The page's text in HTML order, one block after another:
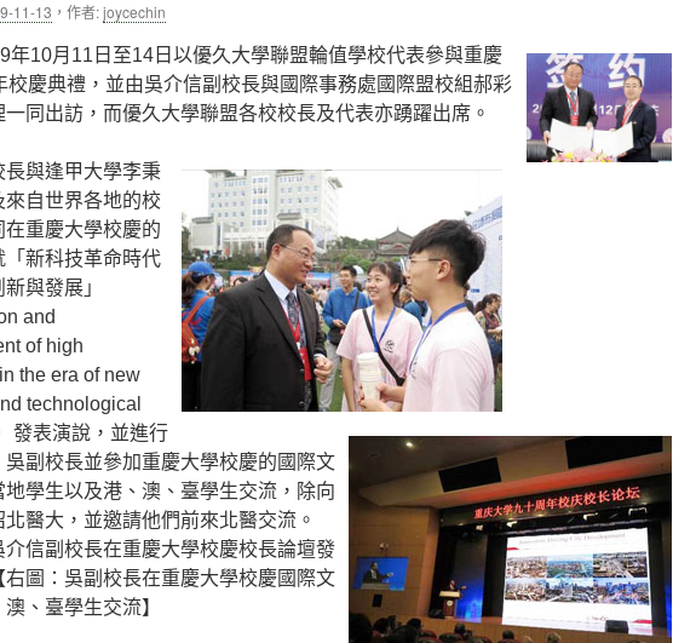
11-13 ， 作者:joycechin
年10月11日至14日以優久大學聯盟輪值學校代表參與重慶
校慶典禮，並由吳介信副校長與國際事務處國際盟校組郝彩
一同出訪，而優久大學聯盟各校校長及代表亦踴躍出席。
長與逢甲大學李秉
來自世界各地的校
在重慶大學校慶的
「新科技革命時代
與發展」
and
of high
the era of new
technological
發表演說，並進行
吳副校長並參加重慶大學校慶的國際文
地學生以及港、澳、臺學生交流，除向
醫大，並邀請他們前來北醫交流。
介信副校長在重慶大學校慶校長論壇發
右圖：吳副校長在重慶大學校慶國際文
、臺學生交流】